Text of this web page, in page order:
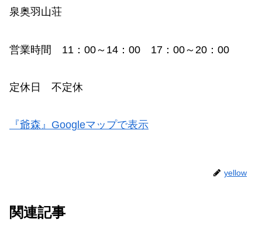
泉奥羽山荘
営業時間 11：00～14：00 17：00～20：00
定休日 不定休
『爺森』Googleマップで表示
yellow
関連記事